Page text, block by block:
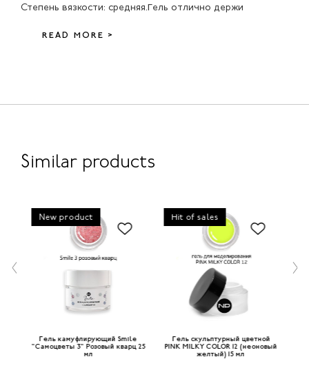
Степень вязкости: средняя.Гель отлично держи
READ MORE >
Similar products
New product
Гель камуфлирующий Smile
"Самоцветы 3" Розовый кварц 25
мл
Hit of sales
Гель скульптурный цветной
PINK MILKY COLOR 12 (неоновый
желтый) 15 мл